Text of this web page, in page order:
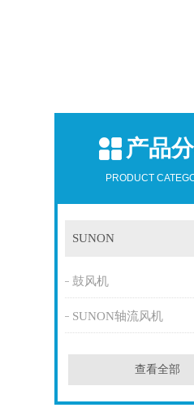
产品
PRODUCT
SUNON
鼓风机
SUNON轴流风机
查看全部